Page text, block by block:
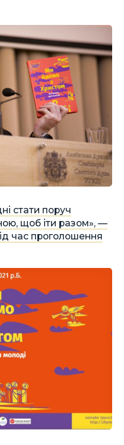
стати поруч
щоб іти разом», —
час проголошення